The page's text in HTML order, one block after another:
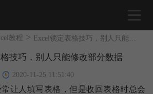
教程 >
技巧，别人只能修改部分数据
2020-11-25 11:51:40
让人填写表格，但是收回表格时总会